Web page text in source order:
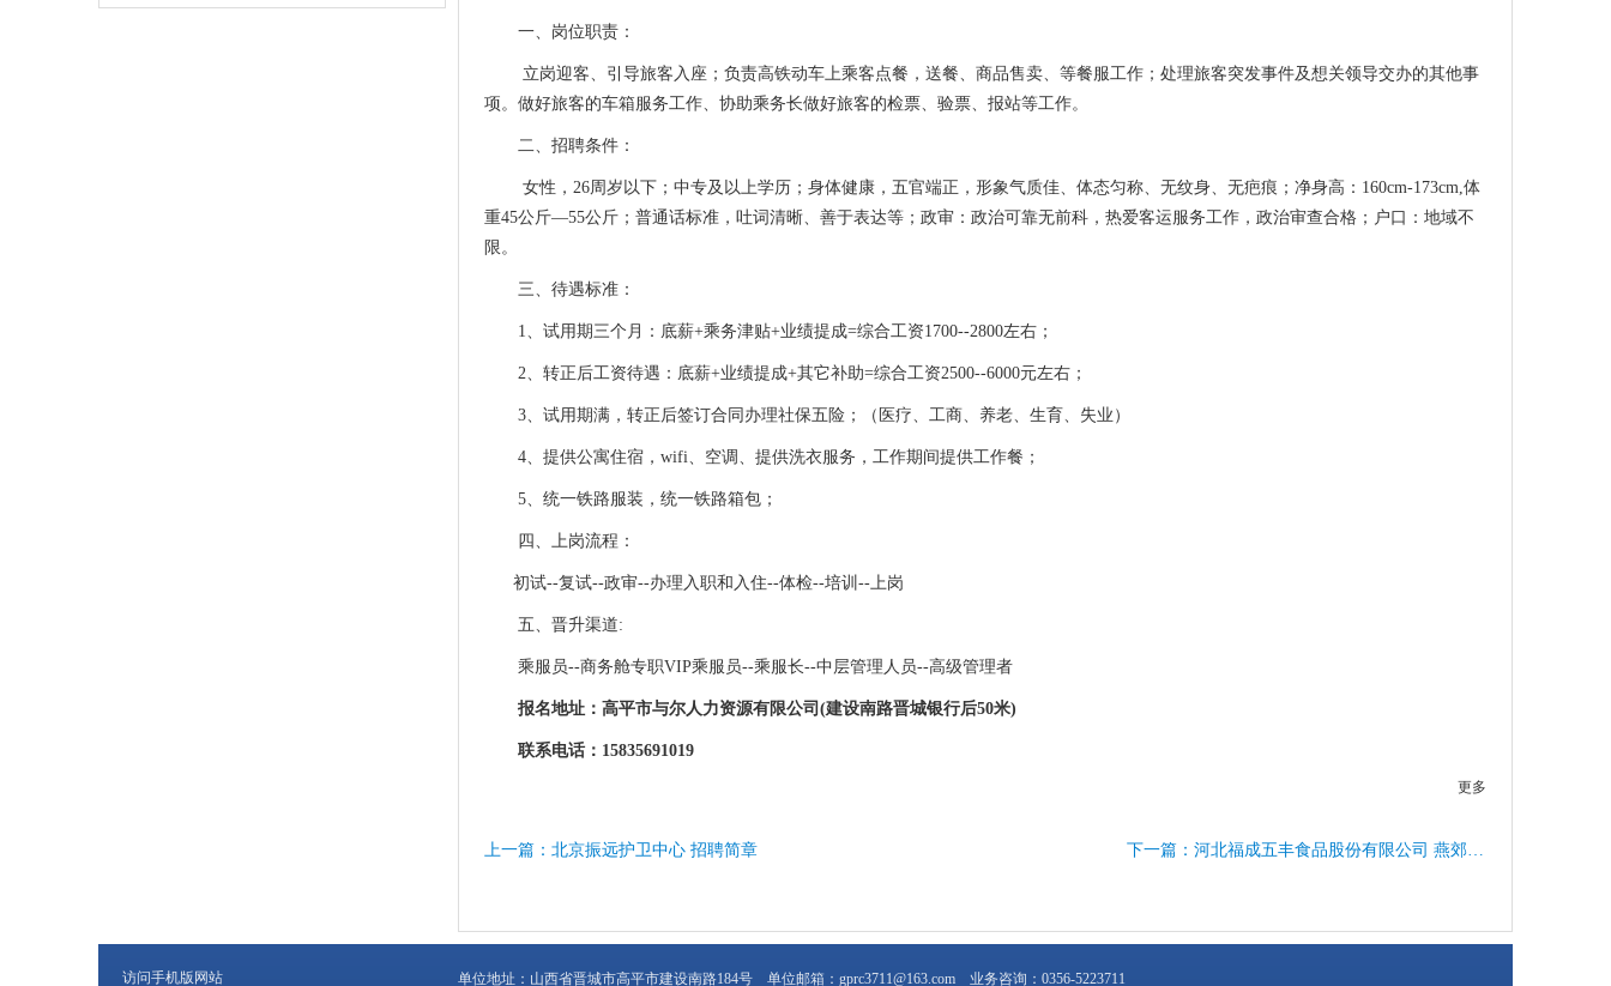
一、岗位职责：
立岗迎客、引导旅客入座；负责高铁动车上乘客点餐，送餐、商品售卖、等餐服工作；处理旅客突发事件及想关领导交办的其他事
项。做好旅客的车箱服务工作、协助乘务长做好旅客的检票、验票、报站等工作。
二、招聘条件：
女性， 26周岁以下；中专及以上学历；身体健康，五官端正，形象气质佳、体态匀称、无纹身、无疤痕；净身高：160cm-173cm,体
重45公斤—55公斤；普通话标准，吐词清晰、善于表达等；政审：政治可靠无前科，热爱客运服务工作，政治审查合格；户口：地域不
限。
三、待遇标准：
1、试用期三个月：底薪+乘务津贴+业绩提成=综合工资1700--2800左右；
2、转正后工资待遇：底薪+业绩提成+其它补助=综合工资2500--6000元左右；
3、试用期满，转正后签订合同办理社保五险；（医疗、工商、养老、生育、失业）
4、提供公寓住宿，wifi、空调、提供洗衣服务，工作期间提供工作餐；
5、统一铁路服装，统一铁路箱包；
四、上岗流程：
初试--复试--政审--办理入职和入住--体检--培训--上岗
五、晋升渠道:
乘服员--商务舱专职VIP乘服员--乘服长--中层管理人员--高级管理者
报名地址：高平市与尔人力资源有限公司 (建设南路晋城银行后50米)
联系电话： 15835691019
更多
上一篇：北京振远护卫中心 招聘简章
访问手机版网站 单位地址： 山西省晋城市高平市建设南路184号单位邮箱： gprc3711@163.com业务咨询： 0356-5223711